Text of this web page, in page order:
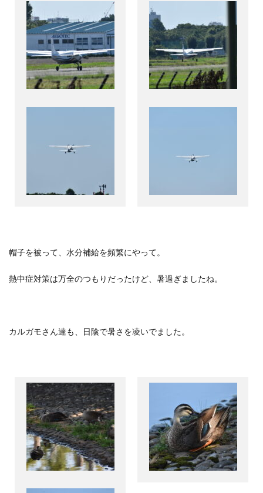
帽子を被って、水分補給を頻繁にやって。
熱中症対策は万全のつもりだったけど、暑過ぎましたね。
カルガモさん達も、日陰で暑さを凌いでました。